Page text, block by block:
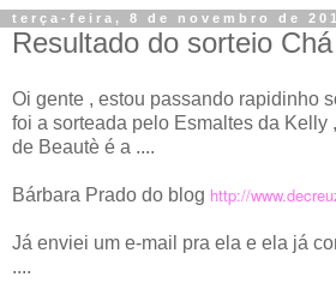
terça-feira, 8 de novembro de
Resultado do sorteio
Oi gente , estou passando rapidinho
foi a sorteada pelo Esmaltes da Kelly
de Beautè é a ....
Bárbara Prado do blog http://
Já enviei um e-mail pra ela e ela já
....